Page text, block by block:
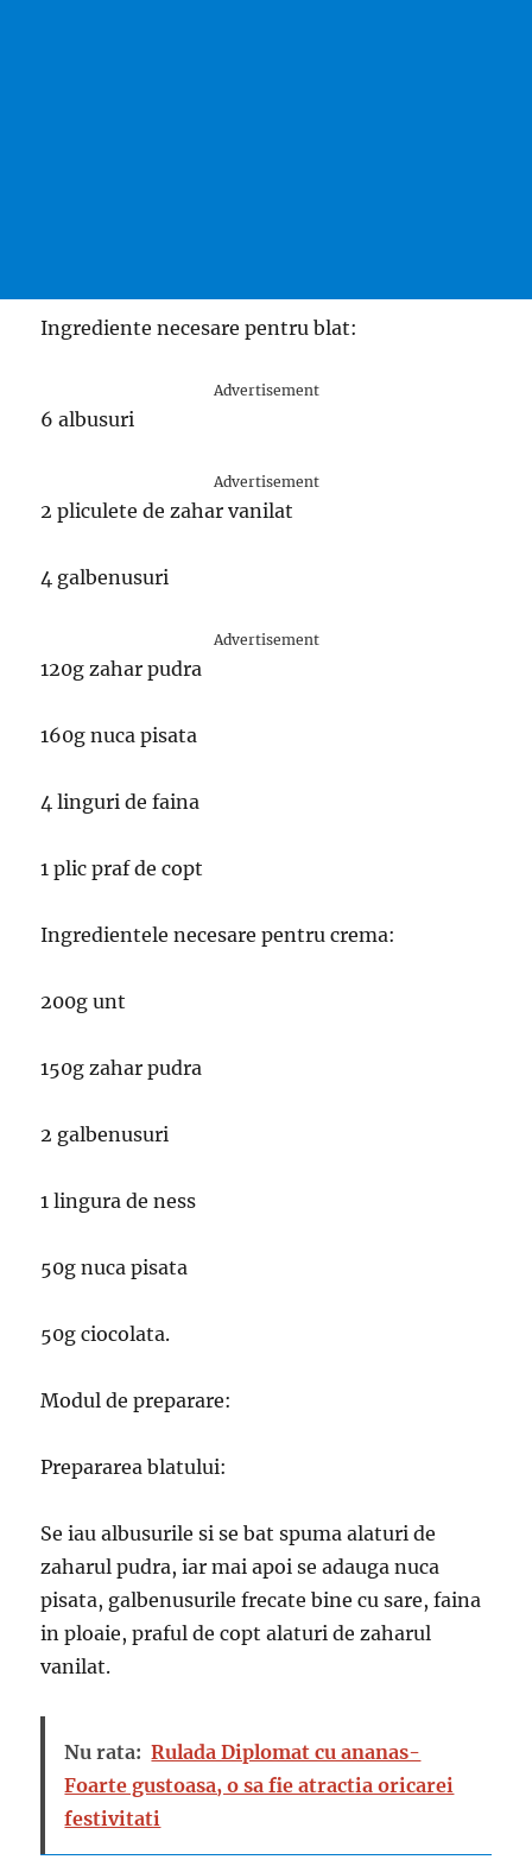
Ingrediente necesare pentru blat:
Advertisement
6 albusuri
Advertisement
2 pliculete de zahar vanilat
4 galbenusuri
Advertisement
120g zahar pudra
160g nuca pisata
4 linguri de faina
1 plic praf de copt
Ingredientele necesare pentru crema:
200g unt
150g zahar pudra
2 galbenusuri
1 lingura de ness
50g nuca pisata
50g ciocolata.
Modul de preparare:
Prepararea blatului:
Se iau albusurile si se bat spuma alaturi de
zaharul pudra, iar mai apoi se adauga nuca
pisata, galbenusurile frecate bine cu sare, faina
in ploaie, praful de copt alaturi de zaharul
vanilat.
Nu rata: Rulada Diplomat cu ananas-
Foarte gustoasa, o sa fie atractia oricarei
festivitati